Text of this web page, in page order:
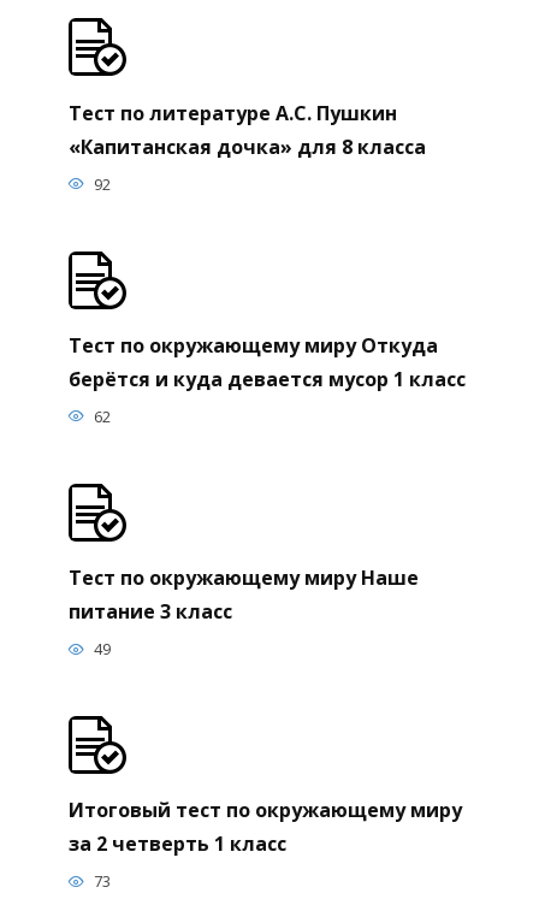
Тест по литературе А.С. Пушкин
«Капитанская дочка» для 8 класса
92
Тест по окружающему миру Откуда
берётся и куда девается мусор 1 класс
62
Тест по окружающему миру Наше
питание 3 класс
49
Итоговый тест по окружающему миру
за 2 четверть 1 класс
73